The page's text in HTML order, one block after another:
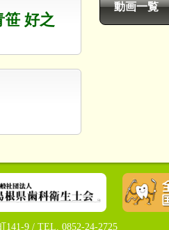
好之
動画一覧
9 / TEL. 0852-24-2725